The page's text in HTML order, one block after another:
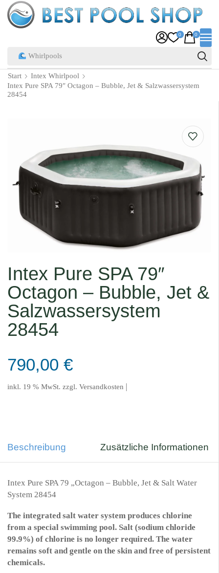
Pool Zubehör
0 0
Start
Intex Whirlpool
Intex Pure SPA 79″ Octagon – Bubble, Jet & Salzwassersystem
28454
Intex Pure SPA 79″
Octagon – Bubble, Jet &
Salzwassersystem
28454
790,00 €
inkl. 19 % MwSt. zzgl. Versandkosten
Beschreibung Zusätzliche Informationen
Intex Pure SPA 79 „Octagon – Bubble, Jet & Salt Water
System 28454
The integrated salt water system produces chlorine
from a special swimming pool. Salt (sodium chloride
99.9%) of chlorine is no longer required. The water
remains soft and gentle on the skin and free of persistent
chemicals.